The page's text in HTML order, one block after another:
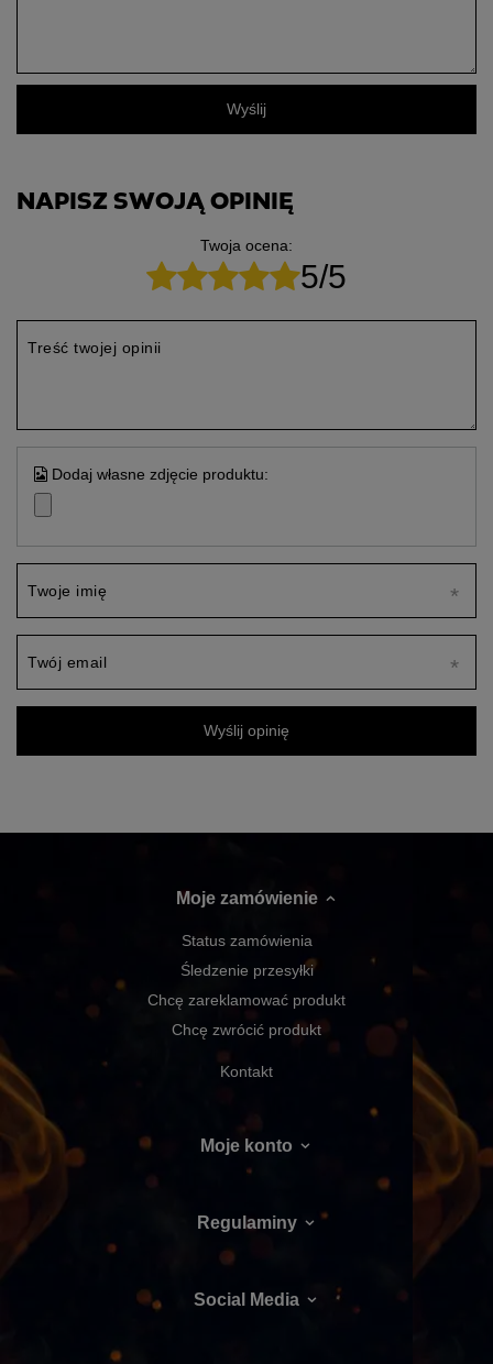
Wyślij
NAPISZ SWOJĄ OPINIĘ
Twoja ocena:
5/5
Treść twojej opinii
Dodaj własne zdjęcie produktu:
Twoje imię
Twój email
Wyślij opinię
Moje zamówienie
Status zamówienia
Śledzenie przesyłki
Chcę zareklamować produkt
Chcę zwrócić produkt
Kontakt
Moje konto
Regulaminy
Social Media